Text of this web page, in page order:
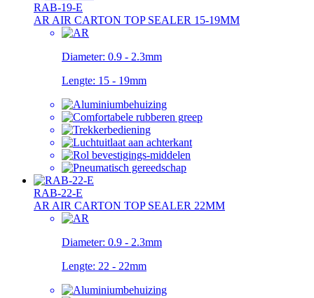
RAB-19-E
AR AIR CARTON TOP SEALER 15-19MM
Diameter: 0.9 - 2.3mm
Lengte: 15 - 19mm
RAB-22-E
AR AIR CARTON TOP SEALER 22MM
Diameter: 0.9 - 2.3mm
Lengte: 22 - 22mm